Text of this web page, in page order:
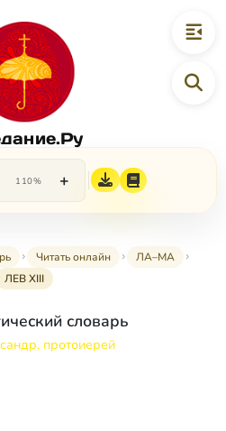
110% +
Читать онлайн
ЛА–МА
ЛЕВ XIII
словарь
протоиерей